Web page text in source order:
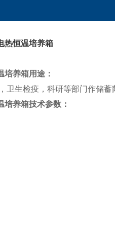
热恒温培养箱
培养箱用途：
卫生检疫，科研等部门作储
培养箱技术参数：